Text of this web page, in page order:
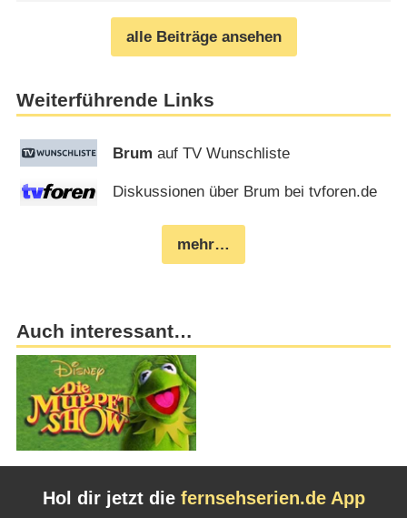
alle Beiträge ansehen
Weiterführende Links
Brum auf TV Wunschliste
Diskussionen über Brum bei tvforen.de
mehr…
Auch interessant…
Hol dir jetzt die fernsehserien.de App